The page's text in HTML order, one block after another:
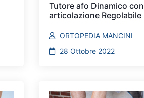
Tutore afo Dinamico con
articolazione Regolabile
ORTOPEDIA MANCINI
28 Ottobre 2022